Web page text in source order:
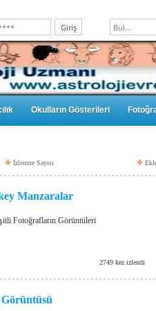
Okulların Gösterileri
İzlenme Sayısı
Manzaralar
Fotoğrafların Görüntüleri
2749 kez izlendi
Görüntüsü